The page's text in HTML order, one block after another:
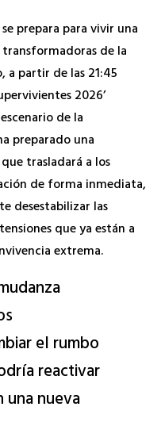
prepara para vivir una
de la
a partir de las 21:45
2026’
de la
preparado una
trasladará a los
de forma inmediata,
desestabilizar las
que ya están a
extrema.
el rumbo
reactivar
nueva